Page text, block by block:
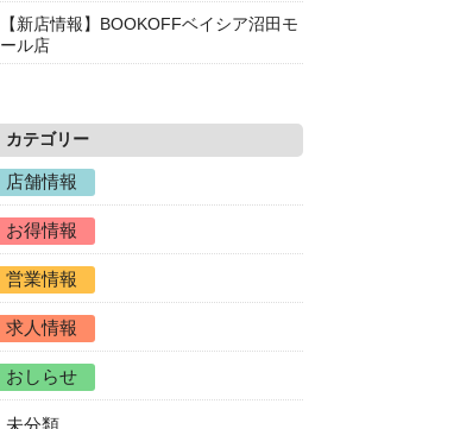
【新店情報】BOOKOFFベイシア沼田モ
ール店
カテゴリー
店舗情報
お得情報
営業情報
求人情報
おしらせ
未分類